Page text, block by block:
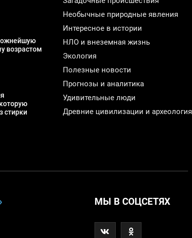
возрастом
стирки
Необычные природные явления
Интересное в истории
НЛО и внеземная жизнь
Экология
Полезные новости
Прогнозы и аналитика
Удивительные люди
Древние цивилизации и археология
МЫ В СОЦСЕТЯХ